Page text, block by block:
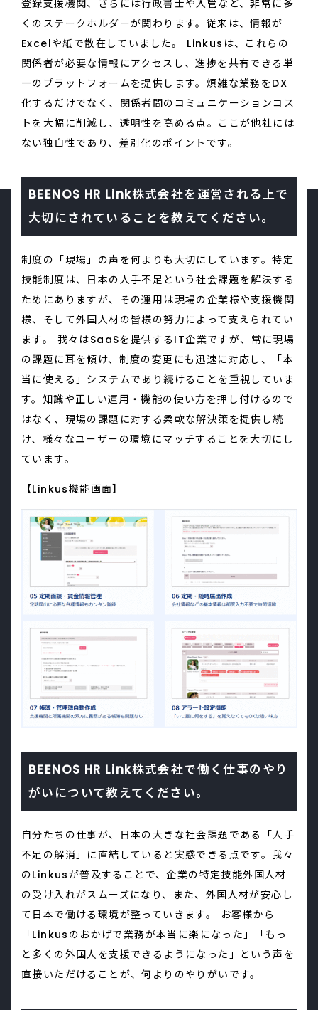
登録支援機関、さらには行政書士や入管など、非常に多
くのステークホルダーが関わります。従来は、情報が
Excelや紙で散在していました。 Linkusは、これらの
関係者が必要な情報にアクセスし、進捗を共有できる単
一のプラットフォームを提供します。煩雑な業務をDX
化するだけでなく、関係者間のコミュニケーションコス
トを大幅に削減し、透明性を高める点。ここが他社には
ない独自性であり、差別化のポイントです。
BEENOS HR Link株式会社を運営される上で
大切にされていることを教えてください。
制度の「現場」の声を何よりも大切にしています。特定
技能制度は、日本の人手不足という社会課題を解決する
ためにありますが、その運用は現場の企業様や支援機関
様、そして外国人材の皆様の努力によって支えられてい
ます。 我々はSaaSを提供するIT企業ですが、常に現場
の課題に耳を傾け、制度の変更にも迅速に対応し、「本
当に使える」システムであり続けることを重視していま
す。知識や正しい運用・機能の使い方を押し付けるので
はなく、現場の課題に対する柔軟な解決策を提供し続
け、様々なユーザーの環境にマッチすることを大切にし
ています。
【Linkus機能画面】
BEENOS HR Link株式会社で働く仕事のやり
がいについて教えてください。
自分たちの仕事が、日本の大きな社会課題である「人手
不足の解消」に直結していると実感できる点です。我々
のLinkusが普及することで、企業の特定技能外国人材
の受け入れがスムーズになり、また、外国人材が安心し
て日本で働ける環境が整っていきます。 お客様から
「Linkusのおかげで業務が本当に楽になった」「もっ
と多くの外国人を支援できるようになった」という声を
直接いただけることが、何よりのやりがいです。